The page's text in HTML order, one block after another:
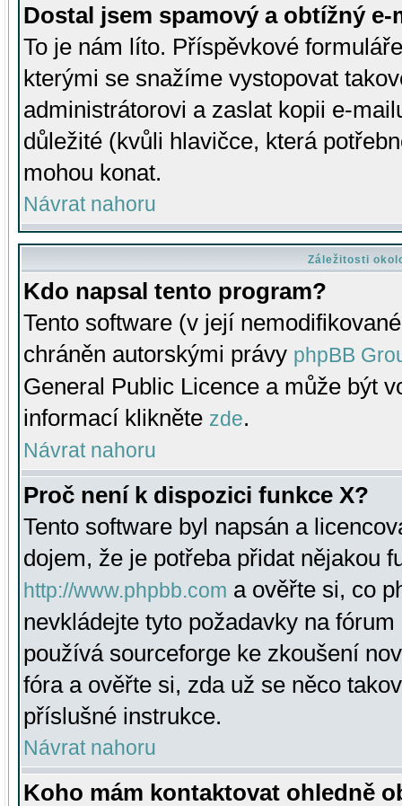
Dostal jsem spamový a obtížný
To je nám líto. Příspěvkové
kterými se snažíme vystopovat
administrátorovi a zaslat kopii e-
důležité (kvůli hlavičce, která
mohou konat.
Návrat nahoru
Záležitosti
Kdo napsal tento program?
Tento software (v její
chráněn autorskými právy phpBB
General Public Licence a může být
informací klikněte zde.
Návrat nahoru
Proč není k dispozici funkce X?
Tento software byl napsán a
dojem, že je potřeba přidat nějakou
http://www.phpbb.com a ověřte si, co
nevkládejte tyto požadavky na
používá sourceforge ke zkoušení
fóra a ověřte si, zda už se něco
příslušné instrukce.
Návrat nahoru
Koho mám kontaktovat ohledně